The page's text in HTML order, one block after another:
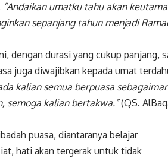
“Andaikan umatku tahu akan
sepanjang tahun menjadi
dengan durasi yang cukup panjang,
juga diwajibkan kepada umat
kalian semua berpuasa
semoga kalian bertakwa.”(QS.
puasa, diantaranya belajar
hati akan tergerak untuk tidak